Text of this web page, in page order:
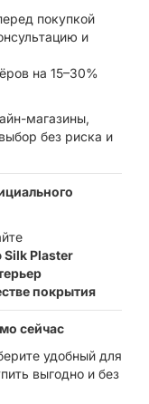
покупкой
и
на 15–30%
магазины,
без риска и
Plaster
покрытия
сейчас
удобный для
выгодно и без